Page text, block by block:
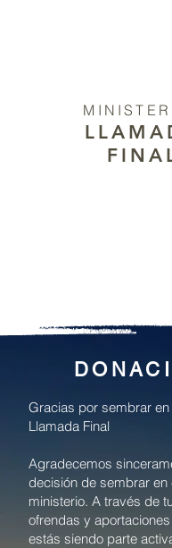
Gracias por sembrar
Llamada Final
Agradecemos
decisión de sembrar en
ministerio. A través de
ofrendas y
estás siendo parte